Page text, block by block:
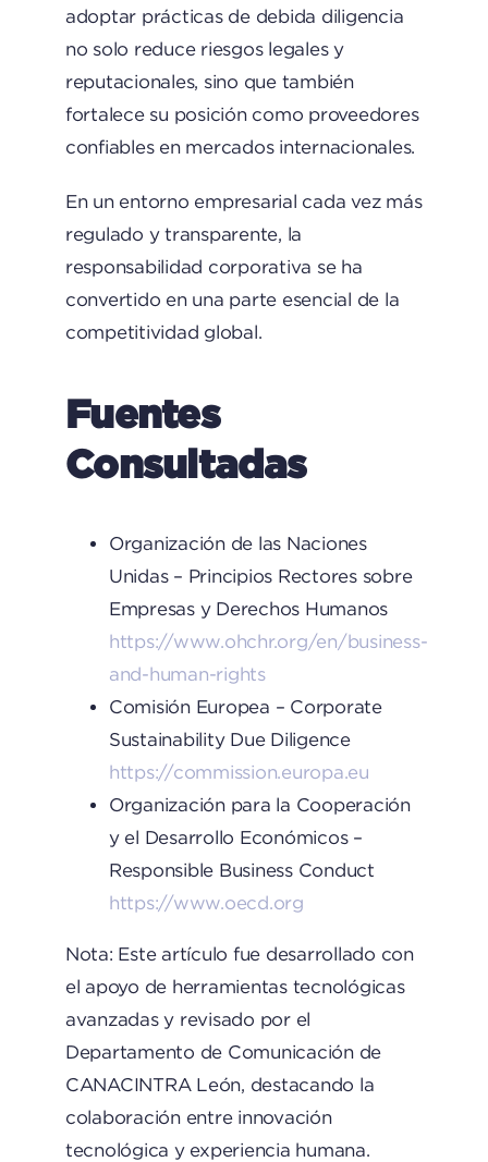
adoptar prácticas de debida diligencia
no solo reduce riesgos legales y
reputacionales, sino que también
fortalece su posición como proveedores
confiables en mercados internacionales.
En un entorno empresarial cada vez más
regulado y transparente, la
responsabilidad corporativa se ha
convertido en una parte esencial de la
competitividad global.
Fuentes
Consultadas
Organización de las Naciones
Unidas – Principios Rectores sobre
Empresas y Derechos Humanos
https://www.ohchr.org/en/business-
and-human-rights
Comisión Europea – Corporate
Sustainability Due Diligence
https://commission.europa.eu
Organización para la Cooperación
y el Desarrollo Económicos –
Responsible Business Conduct
https://www.oecd.org
Nota: Este artículo fue desarrollado con
el apoyo de herramientas tecnológicas
avanzadas y revisado por el
Departamento de Comunicación de
CANACINTRA León, destacando la
colaboración entre innovación
tecnológica y experiencia humana.